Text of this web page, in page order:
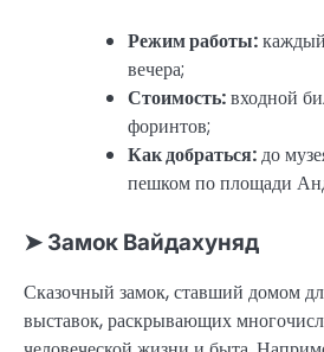
Режим работы:
вечера;
Стоимость:входной
форинтов;
Как добраться:до
пешком по площади
➤ Замок Вайдахуняд
Сказочный замок, ставший домом
выставок, раскрывающих